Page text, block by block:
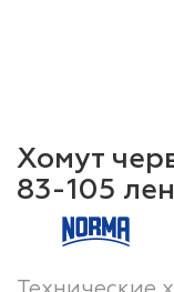
Хомут
83-105